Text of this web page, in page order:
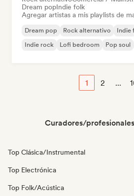
Dream popIndie folk
Agregar artistas a mis playlists de
Dream pop Rock alternativo Indie
Indie rock
Lofi bedroom Pop soul
1 2 ...
Curadores/
Top Clásica/Instrumental
Top Electrónica
Top Folk/Acústica